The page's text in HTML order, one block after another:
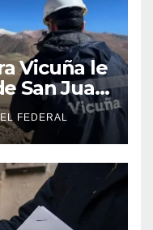
Vicuña le
San Juan
un
y no
FEDERAL